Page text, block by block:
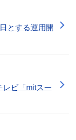
とする運用開
レビ「mitスー